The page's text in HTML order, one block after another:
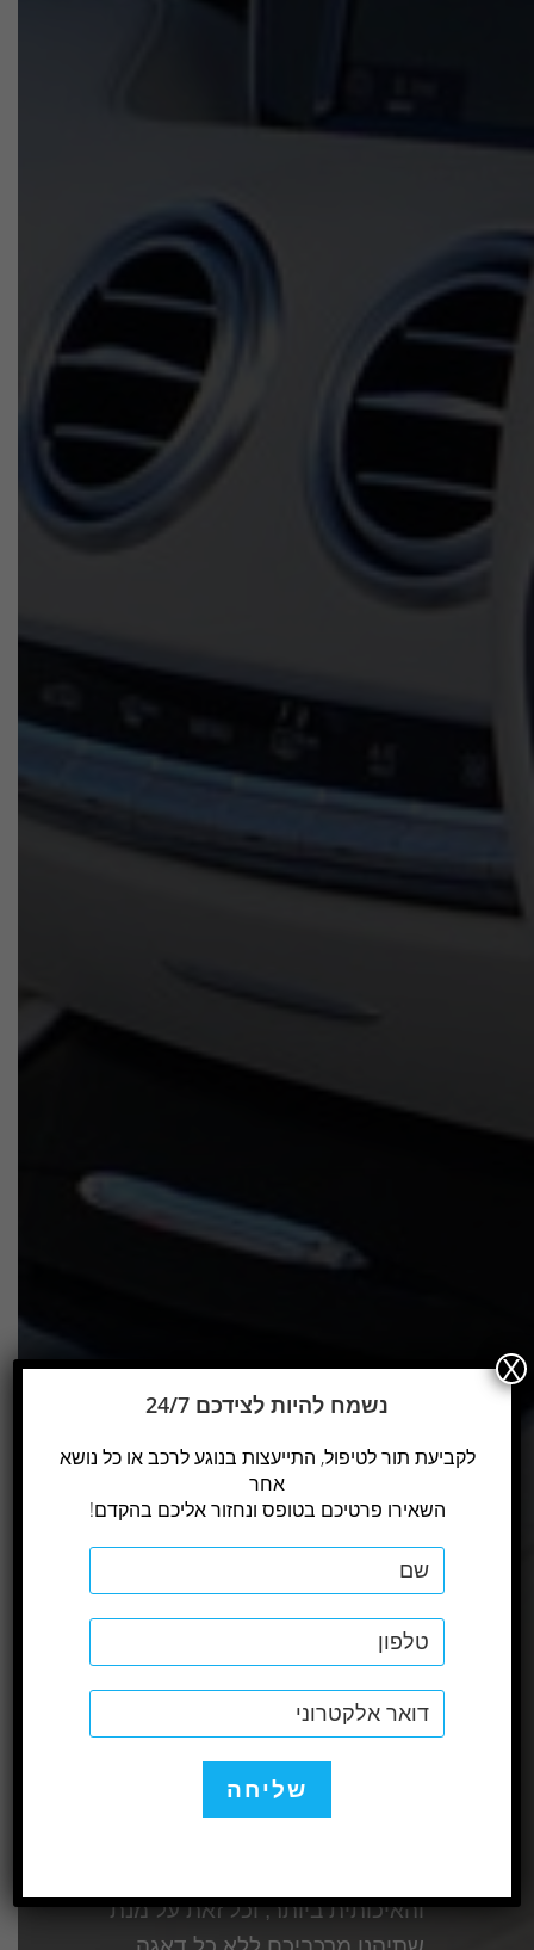
MERCEDES-BENZ
THE BEST YOU CAN
GET
עם קניית רכב יוקרה, מגיעה אחריות
והאיכותית ביותר, וכל זאת על מנת
נשמח להיות לצידכם 24/7
לקביעת תור לטיפול, התייעצות בנוגע לרכב או כל נושא
אחר
השאירו פרטיכם בטופס ונחזור אליכם בהקדם!
X